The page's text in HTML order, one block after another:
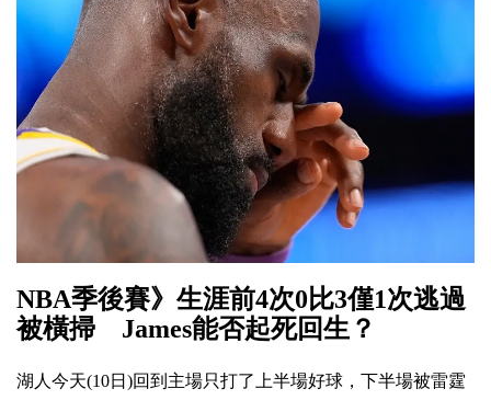
NBA季後賽》生涯前4次0比3僅1次逃過
被橫掃 James能否起死回生？
湖人今天(10日)回到主場只打了上半場好球，下半場被雷霆